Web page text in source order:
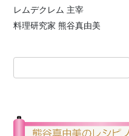
レムデクレム 主宰
料理研究家 熊谷真由美